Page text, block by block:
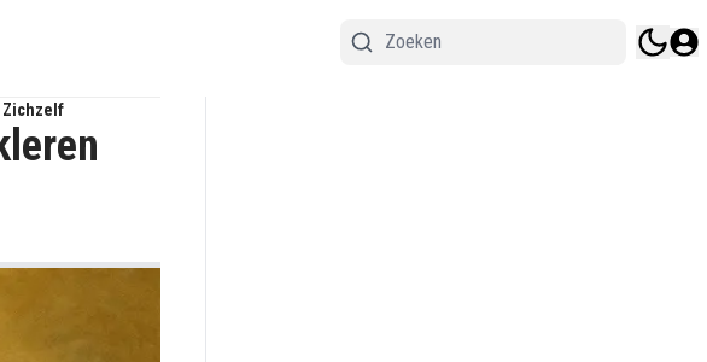
Zichzelf